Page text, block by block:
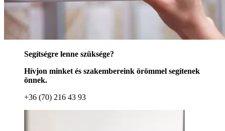
Segítségre lenne szüksége?
Hívjon minket és szakembereink örömmel segítenek
önnek.
+36 (70) 216 43 93